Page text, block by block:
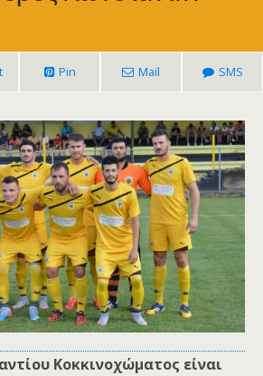
Pin Mail SMS
Κοκκινοχώματος είναι